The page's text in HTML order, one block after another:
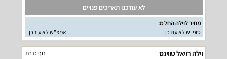
לא עודכנו תאריכים פנויים
מחיר לוילה החל מ:
סופ"ש לא עודכן
אמצ"ש לא עודכן
וילה רויאל טווינס נוף כנרת